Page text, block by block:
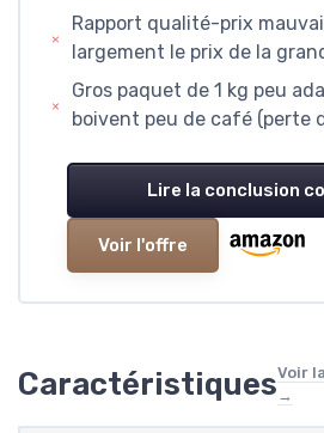
Rapport qualité-prix
largement le prix de la
Gros paquet de 1 kg peu
boivent peu de café (perte
Lire la conclusion
Voir l'offre
CaractéristiquesVoir
→